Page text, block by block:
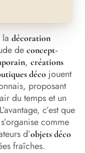
décoration
de concept-
, créations
déco jouent
proposant
du temps et un
c’est que
comme
d’objets déco
fraîches.